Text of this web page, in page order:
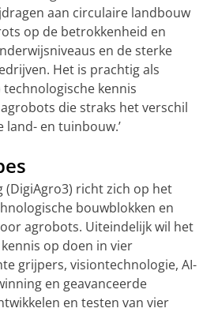
aan circulaire landbouw
op de betrokkenheid en
en de sterke
Het is prachtig als
kennis
die straks het verschil
land- en tuinbouw.’
(DigiAgro3) richt zich op het
bouwblokken en
agrobots. Uiteindelijk wil het
op doen in vier
grijpers, visiontechnologie, AI-
en geavanceerde
en testen van vier